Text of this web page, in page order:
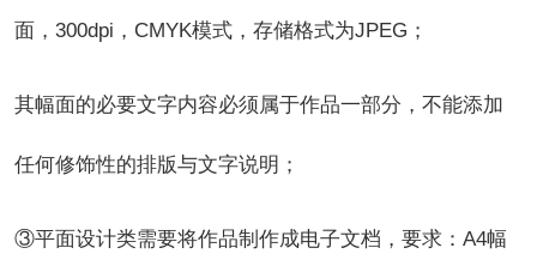
面，300dpi，CMYK模式，存储格式为JPEG；
其幅面的必要文字内容必须属于作品一部分，不能添加
任何修饰性的排版与文字说明；
③平面设计类需要将作品制作成电子文档，要求：A4幅